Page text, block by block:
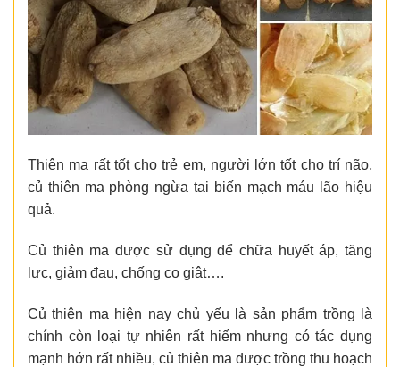
Thiên ma rất tốt cho trẻ em, người lớn tốt cho trí não,
củ thiên ma phòng ngừa tai biến mạch máu lão hiệu
quả.
Củ thiên ma được sử dụng để chữa huyết áp, tăng
lực, giảm đau, chống co giật….
Củ thiên ma hiện nay chủ yếu là sản phẩm trồng là
chính còn loại tự nhiên rất hiếm nhưng có tác dụng
mạnh hớn rất nhiều, củ thiên ma được trồng thu hoạch